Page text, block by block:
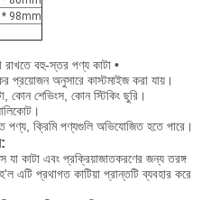
98mm
বহু-স্তর পণ্য কাটা •
প্রয়োজন অনুসারে কাস্টমাইজ করা যায়।
কোন শেভিংস, কোন স্টিকিং ছুরি।
পণ্য, ক্রিমি পণ্যগুলি অভিযোজিত হতে পারে।
কাটা এবং প্রক্রিয়াজাতকরণের জন্য তরঙ্গ
হ'ল এটি প্রথাগত কাটিয়া প্রান্তটি ব্যবহার করে